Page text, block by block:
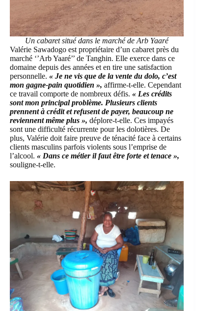
Un cabaret situé dans le marché de Arb Yaaré
Valérie Sawadogo est propriétaire d’un cabaret près du
marché ‘’Arb Yaaré’’ de Tanghin. Elle exerce dans ce
domaine depuis des années et en tire une satisfaction
personnelle. « Je ne vis que de la vente du dolo, c’est
mon gagne-pain quotidien », affirme-t-elle. Cependant
ce travail comporte de nombreux défis. « Les crédits
sont mon principal problème. Plusieurs clients
prennent à crédit et refusent de payer, beaucoup ne
reviennent même plus », déplore-t-elle. Ces impayés
sont une difficulté récurrente pour les dolotières. De
plus, Valérie doit faire preuve de ténacité face à certains
clients masculins parfois violents sous l’emprise de
l’alcool. « Dans ce métier il faut être forte et tenace »,
souligne-t-elle.